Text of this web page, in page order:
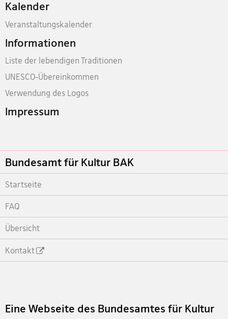
Kalender
Veranstaltungskalender
Informationen
Liste der lebendigen Traditionen
UNESCO-Übereinkommen
Verwendung des Logos
Impressum
Footer
Bundesamt für Kultur BAK
Startseite
FAQ
Übersicht
Kontakt
Eine Webseite des Bundesamtes für Kultur